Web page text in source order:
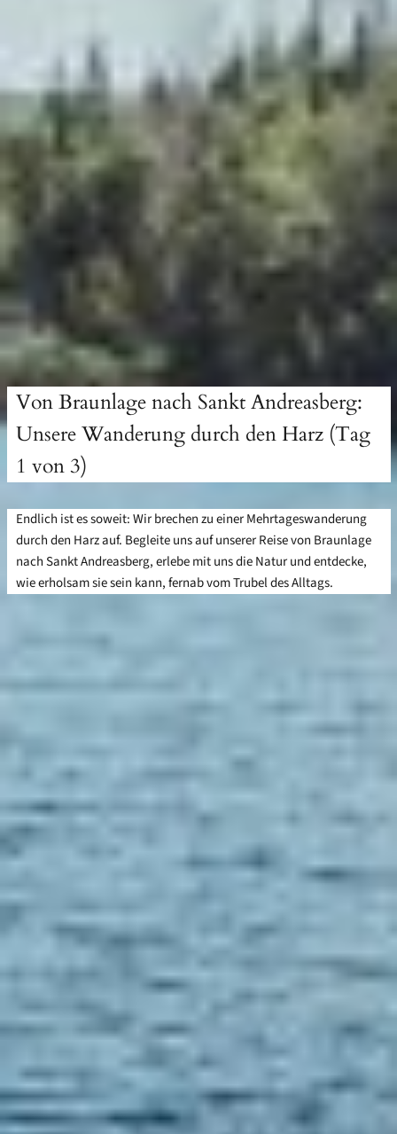
Von Braunlage nach Sankt Andreasberg:
Unsere Wanderung durch den Harz (Tag
1 von 3)
Endlich ist es soweit: Wir brechen zu einer Mehrtageswanderung
durch den Harz auf. Begleite uns auf unserer Reise von Braunlage
nach Sankt Andreasberg, erlebe mit uns die Natur und entdecke,
wie erholsam sie sein kann, fernab vom Trubel des Alltags.